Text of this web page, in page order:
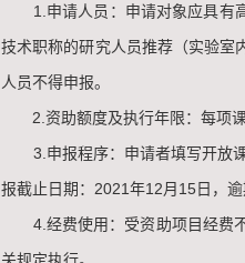
1.申请人员：申请对象应具有高
技术职称的研究人员推荐（实验室
人员不得申报。
2.资助额度及执行年限：每项课
3.申报程序：申请者填写开放课
报截止日期：2021年12月15日，逾
4.经费使用：受资助项目经费不
关规定执行。